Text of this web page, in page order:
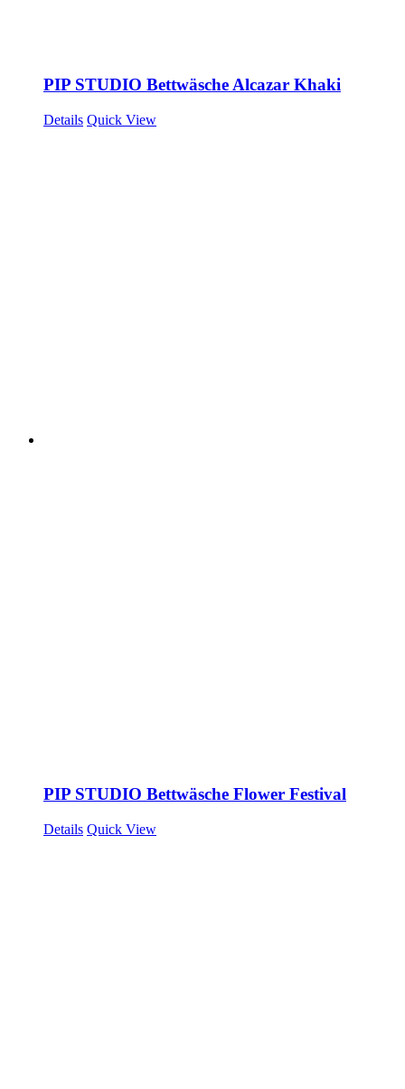
PIP STUDIO Bettwäsche Alcazar Khaki
Details Quick View
PIP STUDIO Bettwäsche Flower Festival
Details Quick View